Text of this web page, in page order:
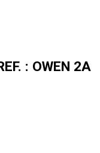
: OWEN 2A